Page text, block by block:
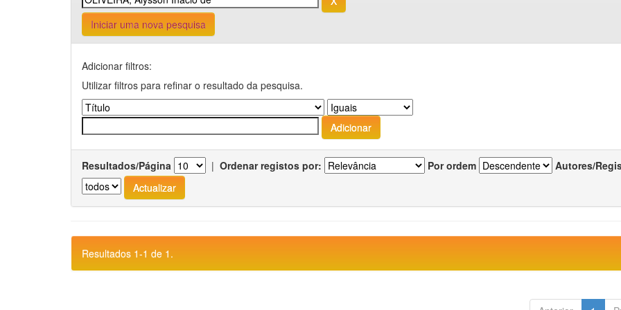
Iniciar uma nova pesquisa
Adicionar filtros:
Utilizar filtros para refinar o resultado da pesquisa.
Resultados/Página | Ordenar registos por: Por ordem Autores/
Resultados 1-1 de 1.